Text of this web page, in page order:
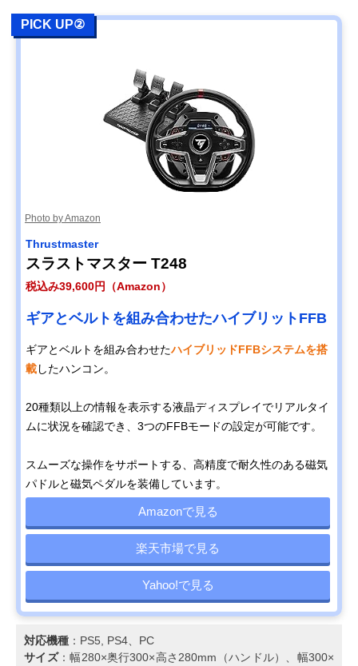
PICK UP②
Photo by Amazon
Thrustmaster
スラストマスター T248
税込み39,600円（Amazon）
ギアとベルトを組み合わせたハイブリットFFB
ギアとベルトを組み合わせたハイブリッドFFBシステムを搭
載したハンコン。
20種類以上の情報を表示する液晶ディスプレイでリアルタイ
ムに状況を確認でき、3つのFFBモードの設定が可能です。
スムーズな操作をサポートする、高精度で耐久性のある磁気
パドルと磁気ペダルを装備しています。
Amazonで見る
楽天市場で見る
Yahoo!で見る
対応機種 ：PS5, PS4、PC
サイズ：幅280×奥行300×高さ280mm（ハンドル）、幅300×